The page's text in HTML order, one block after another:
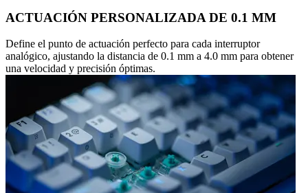
ACTUACIÓN PERSONALIZADA DE 0.1 MM
Define el punto de actuación perfecto para cada interruptor
analógico, ajustando la distancia de 0.1 mm a 4.0 mm para obtener
una velocidad y precisión óptimas.